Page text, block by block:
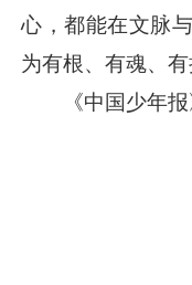
心，都能在文脉
为有根、有魂、有
《中国少年